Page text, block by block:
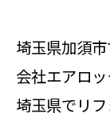
埼玉県加須
会社エアロ
埼玉県でリ